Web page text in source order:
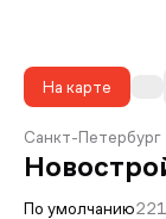
На карте
Санкт-Петербург
По умолчанию